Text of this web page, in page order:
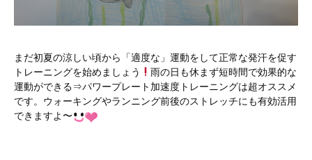
まだ初夏の涼しい頃から「適度な」運動をして正常な発汗を促す
トレーニングを始めましょう
雨の日も休まず短時間で効果的な
運動ができる⇒パワープレート加速度トレーニングは超オススメ
です。ウォーキングやランニング前後のストレッチにも有効活用
できますよ〜